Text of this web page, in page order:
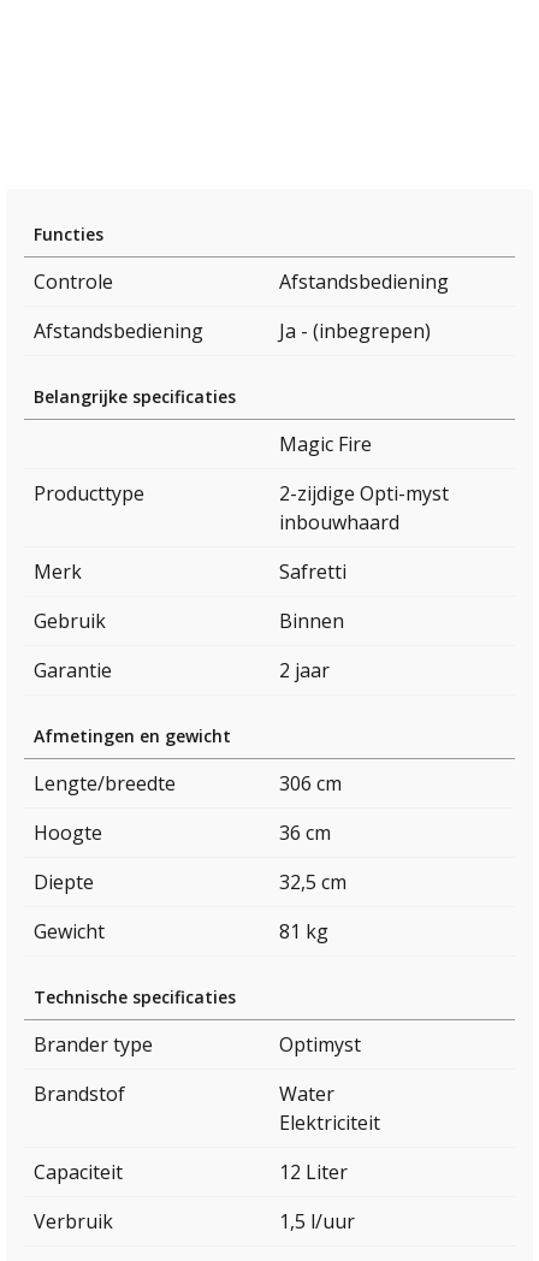
Functies
Controle
Afstandsbediening
Afstandsbediening
Ja - (inbegrepen)
Belangrijke specificaties
Magic Fire
Producttype
2-zijdige Opti-myst
inbouwhaard
Merk
Safretti
Gebruik
Binnen
Garantie
2 jaar
Afmetingen en gewicht
Lengte/breedte
306 cm
Hoogte
36 cm
Diepte
32,5 cm
Gewicht
81 kg
Technische specificaties
Brander type
Optimyst
Brandstof
Water
Elektriciteit
Capaciteit
12 Liter
Verbruik
1,5 l/uur